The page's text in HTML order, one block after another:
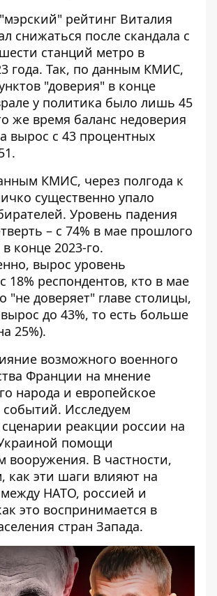
рейтинг Виталия
снижаться после скандала с
станций метро в
года. Так, по данным КМИС,
"доверия" в конце
у политика было лишь 45
же время баланс недоверия
вырос с 43 процентных
КМИС, через полгода к
существенно упало
Уровень падения
– с 74% в мае прошлого
конце 2023-го.
вырос уровень
18% респондентов, кто в мае
"не доверяет" главе столицы,
до 43%, то есть больше
25%).
возможного военного
Франции на мнение
народа и европейское
событий. Исследуем
реакции россии на
помощи
вооружения. В частности,
как эти шаги влияют на
НАТО, россией и
это воспринимается в
стран Запада.